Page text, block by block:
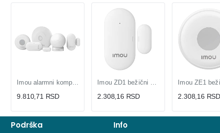
9.810,71 RSD 2.308,16 RSD 2.308,16 RSD
Podrška Info